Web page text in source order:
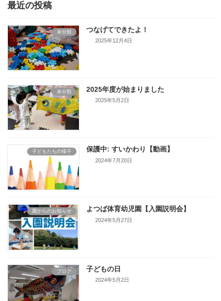
最近の投稿
未分類 つなげてできたよ！
2025年12月4日
未分類 2025年度が始まりました
2025年5月2日
子どもたちの様子 保護中: すいかわり【動画】
2024年7月20日
園からのお知らせ よつば体育幼児園【入園説明会】
2024年5月27日
ブログ 子どもの日
2024年5月2日